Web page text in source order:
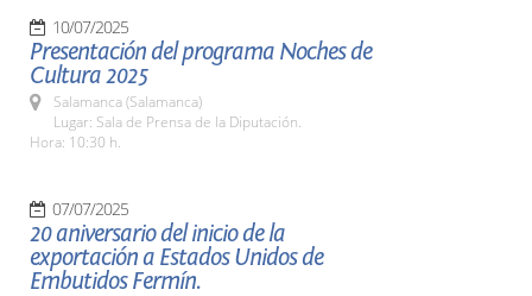
10/07/2025
Presentación del programa Noches de
Cultura 2025
Salamanca (Salamanca)
Lugar: Sala de Prensa de la Diputación.
Hora: 10:30 h.
07/07/2025
20 aniversario del inicio de la
exportación a Estados Unidos de
Embutidos Fermín.